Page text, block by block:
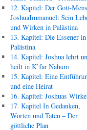
12. Kapitel: Der Gott-
JoshuaImmanuel: Sein
und Wirken in Palästina
13. Kapitel: Die Essener in
Palästina
14. Kapitel: Joshua lehrt
heilt in K’far Nahum
15. Kapitel: Eine
und eine Heirat
16. Kapitel: Joshuas
17. Kapitel In Gedanken,
Worten und Taten – Der
göttliche Plan